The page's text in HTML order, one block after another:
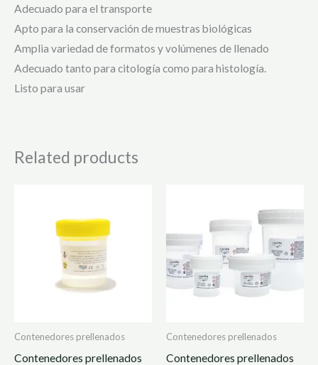
Adecuado para el transporte
Apto para la conservación de muestras biológicas
Amplia variedad de formatos y volúmenes de llenado
Adecuado tanto para citología como para histología.
Listo para usar
Related products
Contenedores prellenados
Contenedores prellenados
Contenedores prellenados
Contenedores prellenados